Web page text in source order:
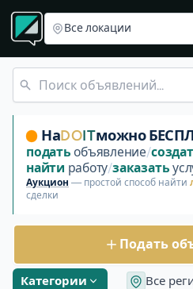
Все локации
Категории Все
НаDOITможно
подать объявление/
найти работу/заказать
Аукцион — простой способ найти
сделки
Подать